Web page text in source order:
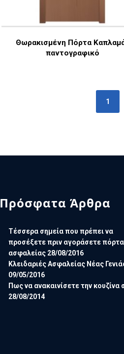
Θωρακισμένη Πόρτα
παντογραφικό
1
Πρόσφατα Άρθρα
Τέσσερα σημεία που πρέπει να
προσέξετε πριν αγοράσετε πόρτα
ασφαλείας 28/08/2016
Κλειδαριές Ασφαλείας Νέας
09/05/2016
Πως να ανακαινίσετε την κουζίνα
28/08/2014